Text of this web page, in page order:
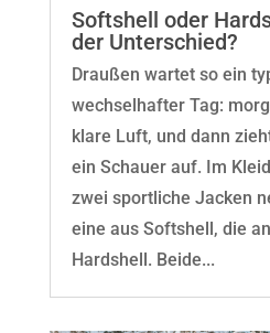
Softshell oder
der Unterschied?
Draußen wartet so ein
wechselhafter Tag:
klare Luft, und dann
ein Schauer auf. Im
zwei sportliche Jacken
eine aus Softshell, die
Hardshell. Beide...